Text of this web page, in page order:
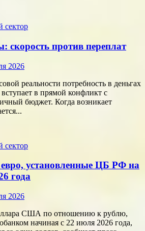
сектор
скорость против переплат
2026
реальности потребность в деньгах
вступает в прямой конфликт с
бюджет. Когда возникает
сектор
установленные ЦБ РФ на
года
2026
США по отношению к рублю,
начиная с 22 июля 2026 года,